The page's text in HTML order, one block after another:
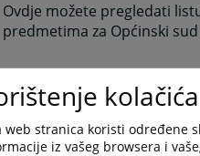
Ovdje možete pregledati
predmetima za Općinski
kolačića
web stranica koristi određene
iz vašeg browsera i